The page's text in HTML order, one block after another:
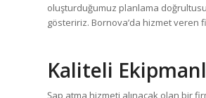
oluşturduğumuz planlama
gösteririz. Bornova’da hizmet veren
Kaliteli
Şap atma hizmeti alınacak olan bir